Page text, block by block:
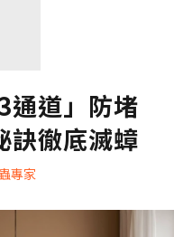
通道」防堵
訣徹底滅蟑
專家